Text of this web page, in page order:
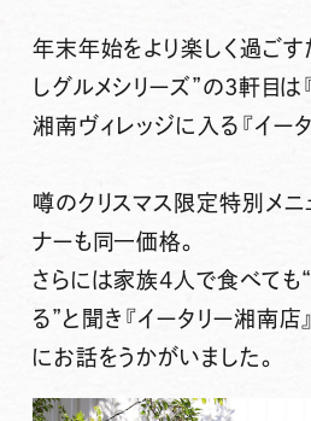
年末年始をより楽しく過ご
しグルメシリーズ”の3軒目は
湘南ヴィレッジに入る『イー
噂のクリスマス限定特別メニ
ナーも同一価格。
さらには家族4人で食べても
る”と聞き『イータリー湘南
にお話をうかがいました。